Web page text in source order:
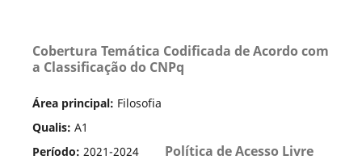
Cobertura Temática Codificada de Acordo com
a Classificação do CNPq
Área principal: Filosofia
Qualis: A1
Período: 2021-2024 Política de Acesso Livre